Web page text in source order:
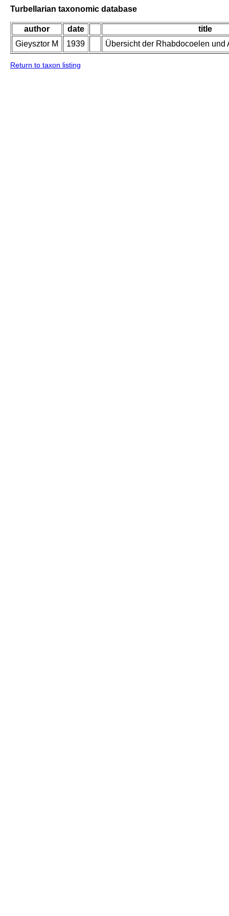
Turbellarian taxonomic database
author date
title
Gieysztor M
1939 Übersicht der Rhabdocoelen und
Return to taxon listing